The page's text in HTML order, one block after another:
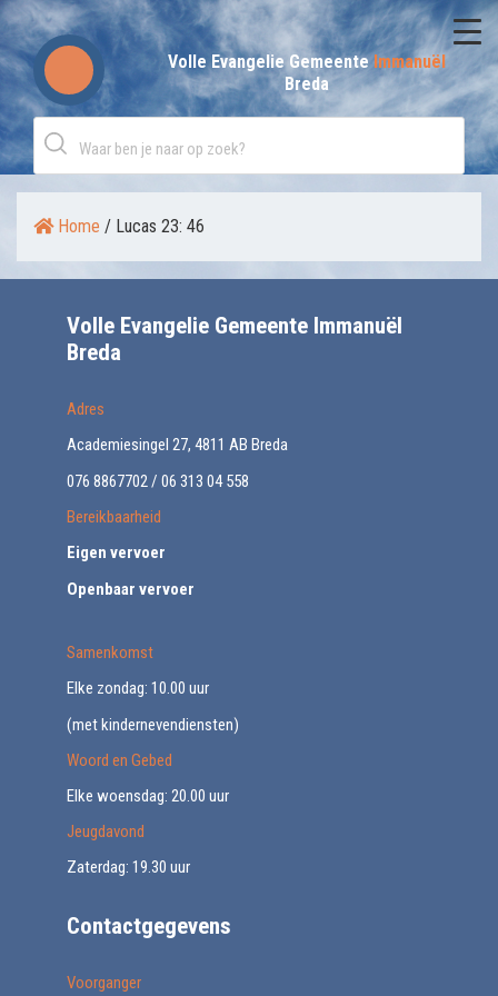
Skip
to
content
Volle Evangelie GemeenteImmanuël
Breda
Home / Lucas 23: 46
Volle Evangelie Gemeente Immanuël
Breda
Adres
Academiesingel 27, 4811 AB Breda
076 8867702 / 06 313 04 558
Bereikbaarheid
Eigen vervoer
Openbaar vervoer
Samenkomst
Elke zondag: 10.00 uur
(met kindernevendiensten)
Woord en Gebed
Elke woensdag: 20.00 uur
Jeugdavond
Zaterdag: 19.30 uur
Contactgegevens
Voorganger